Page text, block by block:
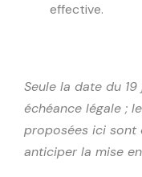
effective.
Seule la date du
échéance légale ;
proposées ici sont
anticiper la mise